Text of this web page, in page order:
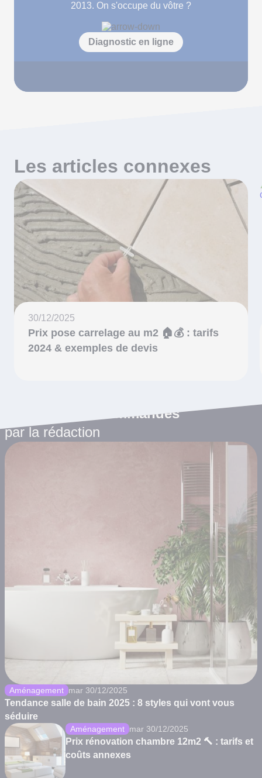
2013. On s'occupe du vôtre ?
Diagnostic en ligne
Les articles connexes
30/12/2025
Prix pose carrelage au m2 🏠💰 : tarifs
2024 & exemples de devis
Les articles recommandés
par la rédaction
Aménagement mar 30/12/2025
Tendance salle de bain 2025 : 8 styles qui vont vous
séduire
Aménagement mar 30/12/2025
Prix rénovation chambre 12m2 🔨 : tarifs et
coûts annexes